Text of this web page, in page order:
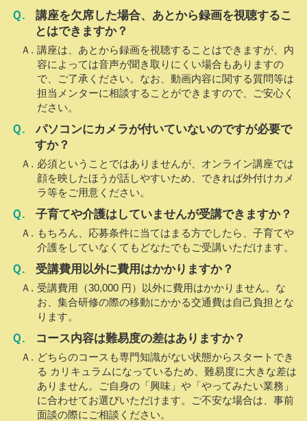
講座を欠席した場合、あとから録画を視聴するこ
とはできますか？
講座は、あとから録画を視聴することはできますが、内
容によっては音声が聞き取りにくい場合もありますの
で、ご了承ください。なお、動画内容に関する質問等は
担当メンターに相談することができますので、ご安心く
ださい。
パソコンにカメラが付いていないのですが必要で
すか？
必須ということではありませんが、オンライン講座では
顔を映したほうが話しやすいため、できれば外付けカメ
ラ等をご用意ください。
子育てや介護はしていませんが受講できますか？
もちろん、応募条件に当てはまる方でしたら、子育てや
介護をしていなくてもどなたでもご受講いただけます。
受講費用以外に費用はかかりますか？
受講費用（30,000 円）以外に費用はかかりません。な
お、集合研修の際の移動にかかる交通費は自己負担とな
ります。
コース内容は難易度の差はありますか？
どちらのコースも専門知識がない状態からスタートでき
る カリキュラムになっているため、難易度に大きな差は
ありません。ご自身の「興味」や「やってみたい業務」
に合わせてお選びいただけます。ご不安な場合は、事前
面談の際にご相談ください。